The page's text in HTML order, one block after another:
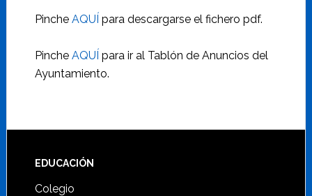
Pinche AQUÍ para descargarse el fichero pdf.
Pinche AQUÍ para ir al Tablón de Anuncios del
Ayuntamiento.
Footer
EDUCACIÓN
Colegio